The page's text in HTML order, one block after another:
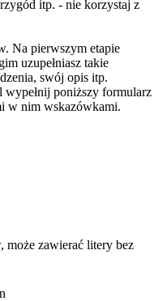
itp. - nie korzystaj z
Na pierwszym etapie
uzupełniasz takie
swój opis itp.
poniższy formularz
w nim wskazówkami.
może zawierać litery bez